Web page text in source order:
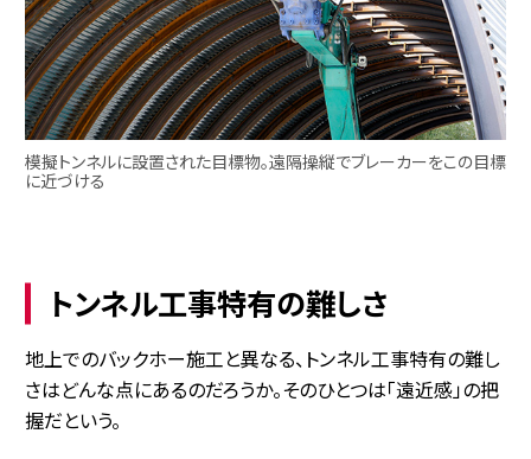
模擬トンネルに設置された目標物。遠隔操縦でブレーカーをこの目標
に近づける
トンネル工事特有の難しさ
地上でのバックホー施工と異なる、トンネル工事特有の難し
さはどんな点にあるのだろうか。そのひとつは「遠近感」の把
握だという。